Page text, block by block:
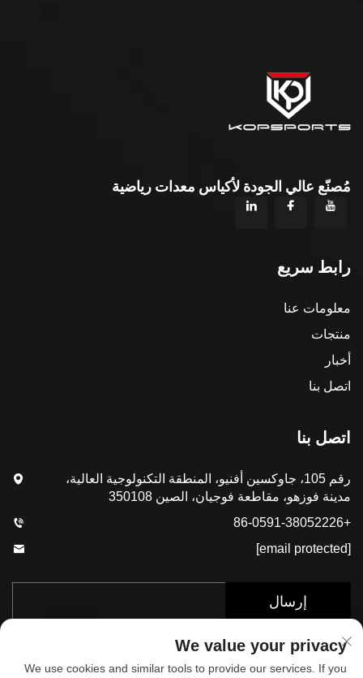
مُصنّع عالي الجودة لأكياس معدات رياضية
رابط سريع
معلومات عنا
منتجات
أخبار
اتصل بنا
اتصل بنا
رقم 105، جاوكسين أفنيو، المنطقة التكنولوجية العالية،
مدينة فوزهو، مقاطعة فوجيان، الصين 350108
+86-0591-38052226
[email protected]
إرسال
We value your privacy
We use cookies and similar tools to provide our services. If you